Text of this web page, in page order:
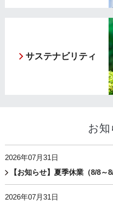
サステナビリティ
お知
2026年07月31日
【お知らせ】夏季休業（8/8～
2026年07月31日